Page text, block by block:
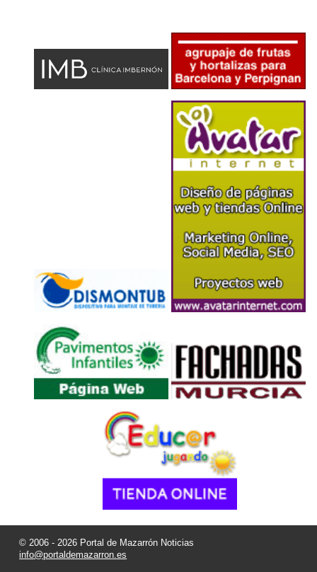
© 2006 - 2026 Portal de Mazarrón Noticias
info@portaldemazarron.es